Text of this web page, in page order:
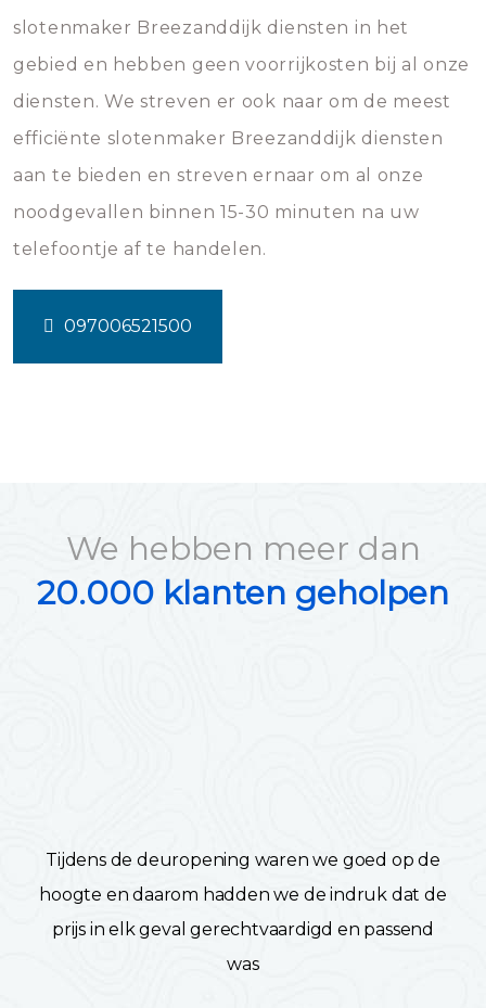
slotenmaker Breezanddijk diensten in het
gebied en hebben geen voorrijkosten bij al onze
diensten. We streven er ook naar om de meest
efficiënte slotenmaker Breezanddijk diensten
aan te bieden en streven ernaar om al onze
noodgevallen binnen 15-30 minuten na uw
telefoontje af te handelen.
097006521500
We hebben meer dan
20.000 klanten geholpen
Tijdens de deuropening waren we goed op de
hoogte en daarom hadden we de indruk dat de
prijs in elk geval gerechtvaardigd en passend
was